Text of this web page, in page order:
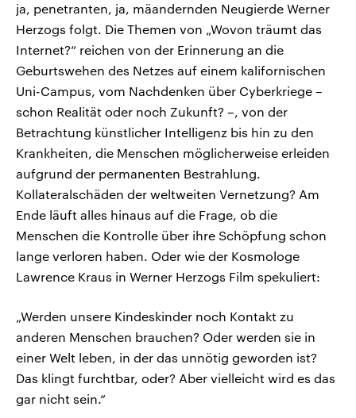
ja, penetranten, ja, mäandernden Neugierde Werner
Herzogs folgt. Die Themen von „Wovon träumt das
Internet?“ reichen von der Erinnerung an die
Geburtswehen des Netzes auf einem kalifornischen
Uni-Campus, vom Nachdenken über Cyberkriege –
schon Realität oder noch Zukunft? –, von der
Betrachtung künstlicher Intelligenz bis hin zu den
Krankheiten, die Menschen möglicherweise erleiden
aufgrund der permanenten Bestrahlung.
Kollateralschäden der weltweiten Vernetzung? Am
Ende läuft alles hinaus auf die Frage, ob die
Menschen die Kontrolle über ihre Schöpfung schon
lange verloren haben. Oder wie der Kosmologe
Lawrence Kraus in Werner Herzogs Film spekuliert:
„Werden unsere Kindeskinder noch Kontakt zu
anderen Menschen brauchen? Oder werden sie in
einer Welt leben, in der das unnötig geworden ist?
Das klingt furchtbar, oder? Aber vielleicht wird es das
gar nicht sein.“